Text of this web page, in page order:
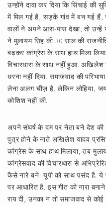
उन्होंने दावा कर दिया कि सिंचाई की
में मिल गई है, सड़कें गांव में बन गई हैं,
वालों ने अपने आस-पास देखा, तो उन्हें
ने मुलायम सिंह की 30 साल की
बढ़कर कांग्रेस के साथ हाथ मिला
विचारधारा के साथ नहीं हुआ.
धरना नहीं दिया. समाजवाद की
लेना अलग चीज़ है, लेकिन लोहिया,
कोशिश नहीं की.
अपने संघर्ष के दम पर नेता बने देश
पुत्र होने के नाते अखिलेश यादव
कांग्रेस के साथ हाथ मिलाया, तब
कांग्रेसवाद की विचारधारा से
कैसे नारे बने- यूपी को साथ पसंद है. ये
पर आधारित है. इस गीत को नारा
राय दी, उनका न तो समाजवाद से